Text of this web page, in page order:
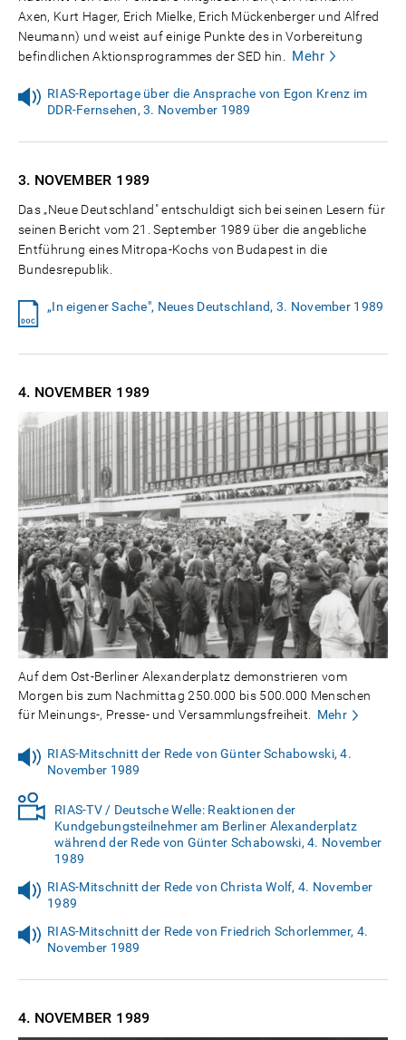
Axen, Kurt Hager, Erich Mielke, Erich Mückenberger und Alfred
Neumann) und weist auf einige Punkte des in Vorbereitung
befindlichen Aktionsprogrammes der SED hin.
Mehr
RIAS-Reportage über die Ansprache von Egon Krenz im
DDR-Fernsehen, 3. November 1989
3. NOVEMBER 1989
Das „Neue Deutschland" entschuldigt sich bei seinen Lesern für
seinen Bericht vom 21. September 1989 über die angebliche
Entführung eines Mitropa-Kochs von Budapest in die
Bundesrepublik.
„In eigener Sache", Neues Deutschland, 3. November 1989
4. NOVEMBER 1989
Auf dem Ost-Berliner Alexanderplatz demonstrieren vom
Morgen bis zum Nachmittag 250.000 bis 500.000 Menschen
für Meinungs-, Presse- und Versammlungsfreiheit. Mehr
RIAS-Mitschnitt der Rede von Günter Schabowski, 4.
November 1989
RIAS-TV / Deutsche Welle: Reaktionen der
Kundgebungsteilnehmer am Berliner Alexanderplatz
während der Rede von Günter Schabowski, 4. November
1989
RIAS-Mitschnitt der Rede von Christa Wolf, 4. November
1989
RIAS-Mitschnitt der Rede von Friedrich Schorlemmer, 4.
November 1989
4. NOVEMBER 1989